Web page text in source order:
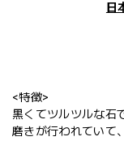
日
<特徴>
黒くてツルツルな石
磨きが行われていて